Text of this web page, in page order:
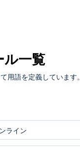
ル一覧
用語を定義しています。
ライン